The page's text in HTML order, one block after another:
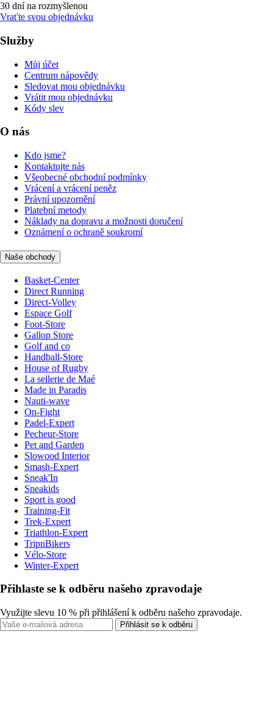
30 dní na rozmyšlenou
Vraťte svou objednávku
Služby
Můj účet
Centrum nápovědy
Sledovat mou objednávku
Vrátit mou objednávku
Kódy slev
O nás
Kdo jsme?
Kontaktujte nás
Všeobecné obchodní podmínky
Vrácení a vrácení peněz
Právní upozornění
Platební metody
Náklady na dopravu a možnosti doručení
Oznámení o ochraně soukromí
Naše obchody
Basket-Center
Direct Running
Direct-Volley
Espace Golf
Foot-Store
Gallop Store
Golf and co
Handball-Store
House of Rugby
La sellerie de Maé
Made in Paradis
Nauti-wave
On-Fight
Padel-Expert
Pecheur-Store
Pet and Garden
Slowood Interior
Smash-Expert
Sneak'In
Sneakids
Sport is good
Training-Fit
Trek-Expert
Triathlon-Expert
TripnBikers
Vélo-Store
Winter-Expert
Přihlaste se k odběru našeho zpravodaje
Využijte slevu 10 % při přihlášení k odběru našeho zpravodaje.
Přihlásit se k odběru